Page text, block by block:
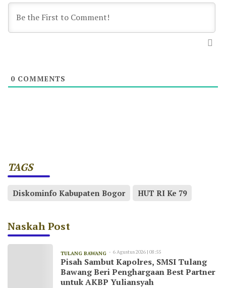
0 COMMENTS
TAGS
Diskominfo Kabupaten Bogor HUT RI Ke 79
Naskah Post
TULANG BAWANG 6 Agustus 2026 | 08:55
Pisah Sambut Kapolres, SMSI Tulang
Bawang Beri Penghargaan Best Partner
untuk AKBP Yuliansyah